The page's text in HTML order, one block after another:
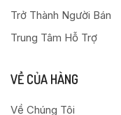
Trở Thành Người Bán
Trung Tâm Hỗ Trợ
VỀ CỦA HÀNG
Về Chúng Tôi